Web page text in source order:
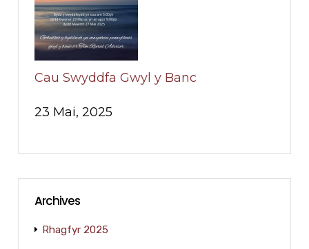
Cau Swyddfa Gwyl y Banc
23 Mai, 2025
Archives
Rhagfyr 2025